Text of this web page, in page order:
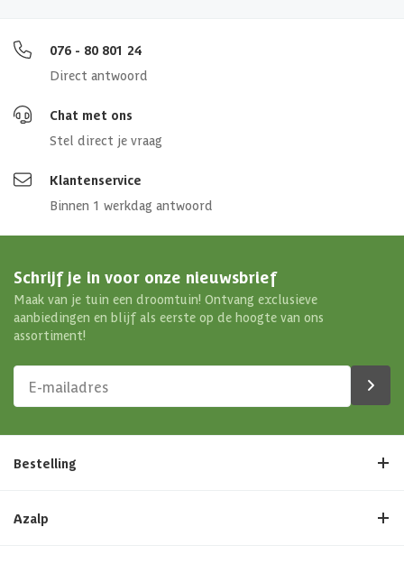
076 - 80 801 24
Direct antwoord
Chat met ons
Stel direct je vraag
Klantenservice
Binnen 1 werkdag antwoord
Schrijf je in voor onze nieuwsbrief
Maak van je tuin een droomtuin! Ontvang exclusieve
aanbiedingen en blijf als eerste op de hoogte van ons
assortiment!
Bestelling
Azalp